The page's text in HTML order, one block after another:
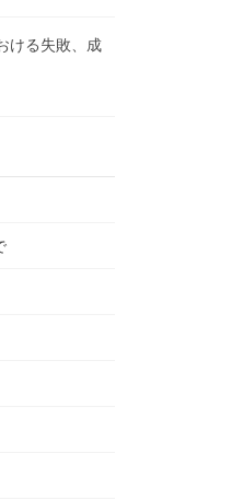
ける失敗、成